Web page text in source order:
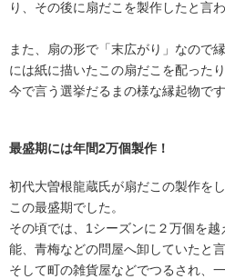
り、その後に扇だこを製作したと言
また、扇の形で「末広がり」なので
には紙に描いたこの扇だこを配った
今で言う選挙だるまの様な縁起物です
最盛期には年間2万個製作！
初代大曽根龍蔵氏が扇だこの製作を
この最盛期でした。
その頃では、1シーズンに２万個を
能、青梅などの問屋へ卸していたと言
そして町の雑貨屋などでつるされ、